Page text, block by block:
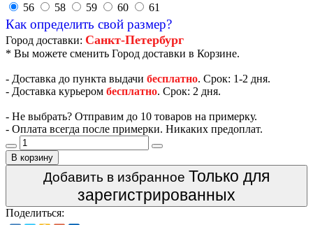
56
58 59 60 61
Как определить свой размер?
Город доставки: Санкт-Петербург
* Вы можете сменить Город доставки в Корзине.
- Доставка до пункта выдачи бесплатно. Срок: 1-2 дня.
- Доставка курьером бесплатно. Срок: 2 дня.
- Не выбрать? Отправим до 10 товаров на примерку.
- Оплата всегда после примерки. Никаких предоплат.
В корзину
Добавить в избранное Только для
зарегистрированных
Поделиться: